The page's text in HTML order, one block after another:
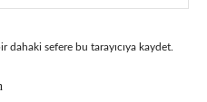
dahaki sefere bu tarayıcıya kaydet.